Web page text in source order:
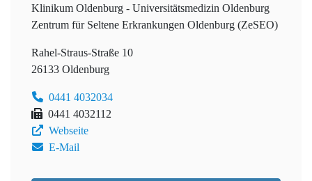
Klinikum Oldenburg - Universitätsmedizin Oldenburg
Zentrum für Seltene Erkrankungen Oldenburg (ZeSEO)
Rahel-Straus-Straße 10
26133 Oldenburg
0441 4032034
0441 4032112
Webseite
E-Mail